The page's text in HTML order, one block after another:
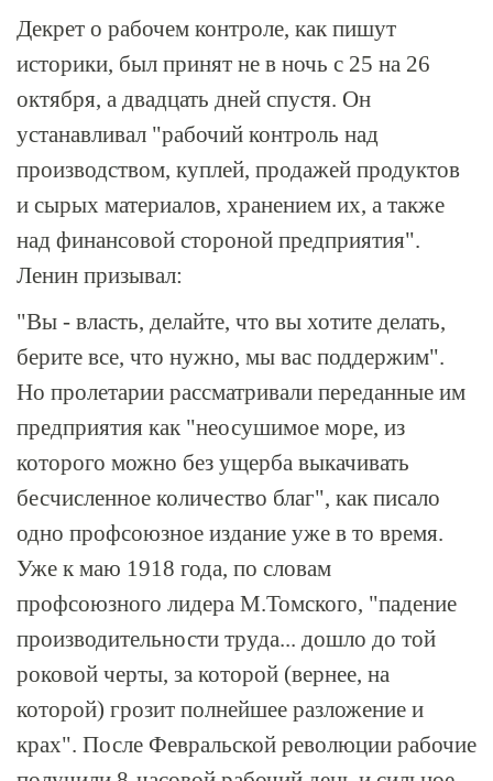
Декрет о рабочем контроле, как пишут
историки, был принят не в ночь с 25 на 26
октября, а двадцать дней спустя. Он
устанавливал "рабочий контроль над
производством, куплей, продажей продуктов
и сырых материалов, хранением их, а также
над финансовой стороной предприятия".
Ленин призывал:
"Вы - власть, делайте, что вы хотите делать,
берите все, что нужно, мы вас поддержим".
Но пролетарии рассматривали переданные им
предприятия как "неосушимое море, из
которого можно без ущерба выкачивать
бесчисленное количество благ", как писало
одно профсоюзное издание уже в то время.
Уже к маю 1918 года, по словам
профсоюзного лидера М.Томского, "падение
производительности труда... дошло до той
роковой черты, за которой (вернее, на
которой) грозит полнейшее разложение и
крах". После Февральской революции рабочие